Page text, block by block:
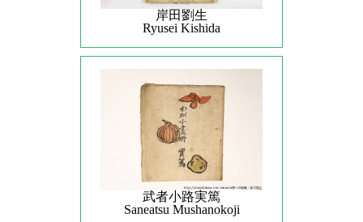
岸田劉生
Ryusei Kishida
武者小路実篤
Saneatsu Mushanokoji